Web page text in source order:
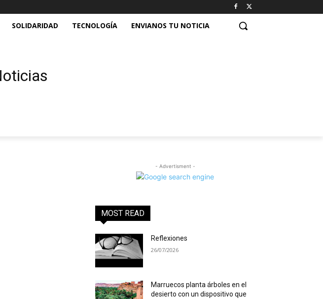
SOLIDARIDAD TECNOLOGÍA ENVIANOS TU NOTICIA
- Advertisment -
MOST READ
Reflexiones
26/07/2026
Marruecos planta árboles en el
desierto con un dispositivo que